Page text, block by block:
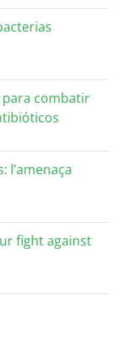
para combatir
l’amenaça
fight against